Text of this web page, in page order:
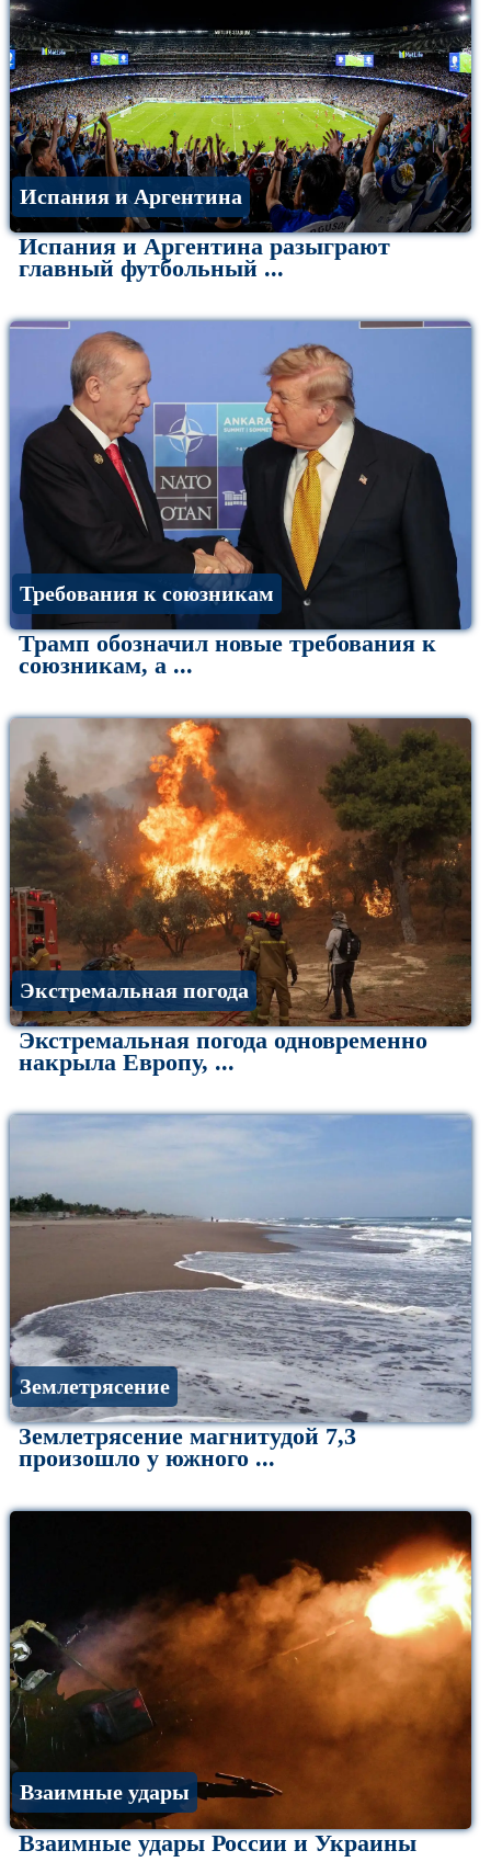
Испания и Аргентина
Испания и Аргентина разыграют
главный футбольный ...
Требования к союзникам
Трамп обозначил новые требования к
союзникам, а ...
Экстремальная погода
Экстремальная погода одновременно
накрыла Европу, ...
Землетрясение
Землетрясение магнитудой 7,3
произошло у южного ...
Взаимные удары
Взаимные удары России и Украины